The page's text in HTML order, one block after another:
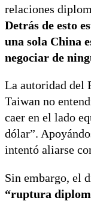
relaciones
Detrás de esto
una sola China
negociar de
La autoridad del
Taiwan no
caer en el lado
dólar”.
intentó aliarse
Sin embargo, el
“ruptura